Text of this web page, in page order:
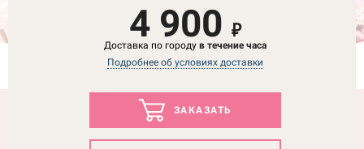
4 900₽
Доставка по городув течение часа
Подробнее об условиях доставки
ЗАКАЗАТЬ